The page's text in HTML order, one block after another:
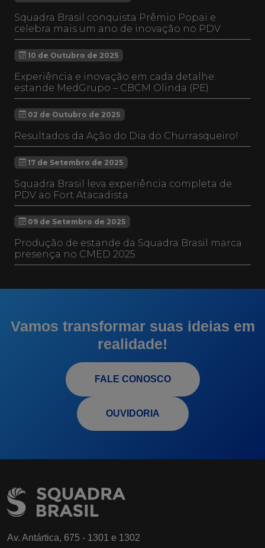
Squadra Brasil conquista Prêmio Popai e
celebra mais um ano de inovação no PDV
10 de Outubro de 2025
Experiência e inovação em cada detalhe:
estande MedGrupo – CBCM Olinda (PE)
02 de Outubro de 2025
Resultados da Ação do Dia do Churrasqueiro!
17 de Setembro de 2025
Squadra Brasil leva experiência completa de
PDV ao Fort Atacadista
09 de Setembro de 2025
Produção de estande da Squadra Brasil marca
presença no CMED 2025
Vamos transformar suas ideias em
realidade!
FALE CONOSCO
OUVIDORIA
Av. Antártica, 675 - 1301 e 1302